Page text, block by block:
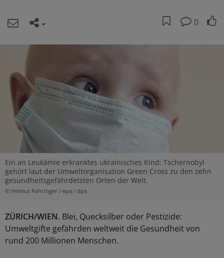
0
Ein an Leukämie erkranktes ukrainisches Kind: Tschernobyl
gehört laut der Umweltorganisation Green Cross zu den zehn
gesundheitsgefährdetsten Orten der Welt.
© Helmut Fohringer / epa / dpa
ZÜRICH/WIEN. Blei, Quecksilber oder Pestizide:
Umweltgifte gefährden weltweit die Gesundheit von
rund 200 Millionen Menschen.